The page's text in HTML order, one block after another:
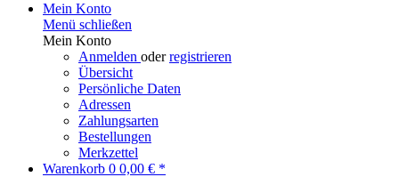
Mein Konto
Menü schließen
Mein Konto
Anmelden oderregistrieren
Übersicht
Persönliche Daten
Adressen
Zahlungsarten
Bestellungen
Merkzettel
Warenkorb 0 0,00 € *